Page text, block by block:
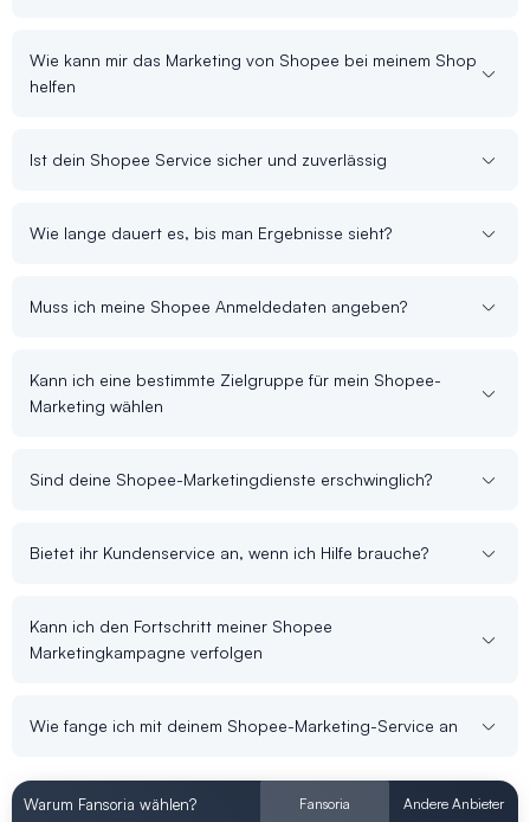
Wie kann mir das Marketing von Shopee bei meinem Shop
helfen
Ist dein Shopee Service sicher und zuverlässig
Wie lange dauert es, bis man Ergebnisse sieht?
Muss ich meine Shopee Anmeldedaten angeben?
Kann ich eine bestimmte Zielgruppe für mein Shopee-
Marketing wählen
Sind deine Shopee-Marketingdienste erschwinglich?
Bietet ihr Kundenservice an, wenn ich Hilfe brauche?
Kann ich den Fortschritt meiner Shopee
Marketingkampagne verfolgen
Wie fange ich mit deinem Shopee-Marketing-Service an
Warum Fansoria wählen? Fansoria Andere Anbieter